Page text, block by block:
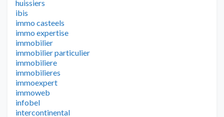
huissiers
ibis
immo casteels
immo expertise
immobilier
immobilier particulier
immobiliere
immobilieres
immoexpert
immoweb
infobel
intercontinental